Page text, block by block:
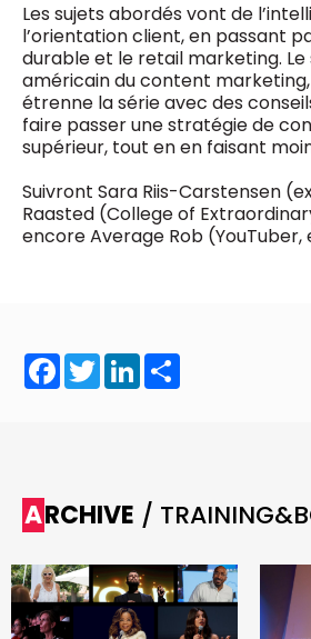
Les sujets abordés vont de
l’orientation client, en passant
durable et le retail marketing.
américain du content marketing,
étrenne la série avec des
faire passer une stratégie de
supérieur, tout en en faisant
Suivront Sara Riis-Carstensen
Raasted (College of
encore Average Rob
Facebook
TwitterLinkedIn
ARCHIVE /
Fred Bouchar
0498 88 64 89
f.bouchar@mm.be
Chief Editor
Griet Byl
0475 97 12 57
Chief Editor
Damien Lemaire
dans le texte).
VALIDER
NOTRE CONTENU
Daily
5 x week
1 x week
4 x year